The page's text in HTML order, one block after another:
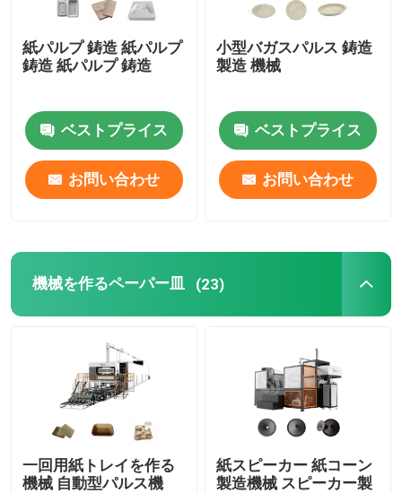
卵のカートン作成機械
卵箱を作る機械
機械を作る卵の皿
陶磁繊維の鋳造装置
鋳造工場 リザー・スリーブ 鋳造機器
紙パルプ 鋳造 紙パルプ
鋳造 紙パルプ 鋳造
ベストプライス
お問い合わせ
小型バガスパルス 鋳造
製造 機械
ベストプライス
お問い合わせ
機械を作るペーパー皿 (23)
一回用紙トレイを作る
機械 自動型パルス機
紙スピーカー 紙コーン
製造機械 スピーカー製